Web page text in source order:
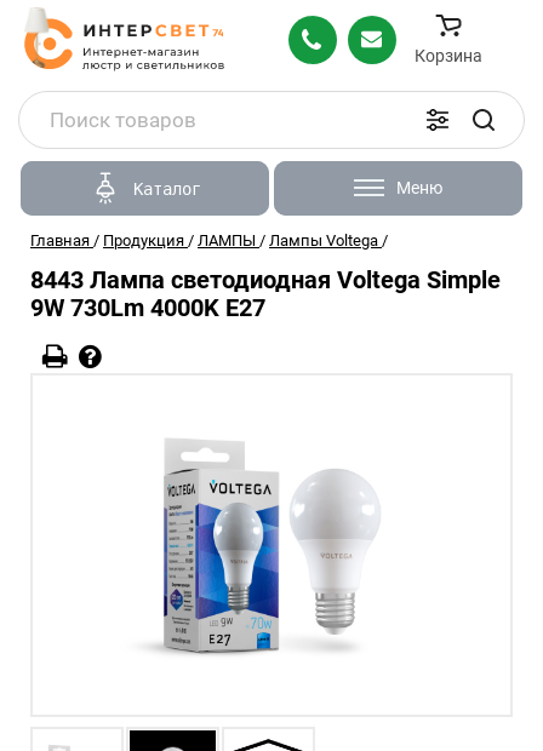
Корзина
Каталог Меню
Главная / Продукция / ЛАМПЫ / Лампы Voltega /
8443 Лампа светодиодная Voltega Simple
9W 730Lm 4000K E27